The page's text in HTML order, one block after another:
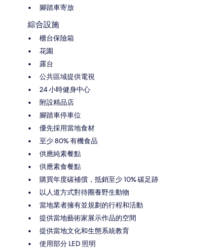
腳踏車寄放
綜合設施
櫃台保險箱
花園
露台
公共區域提供電視
24 小時健身中心
附設精品店
腳踏車停車位
優先採用當地食材
至少 80% 有機食品
供應純素餐點
供應素食餐點
購買年度碳補償，抵銷至少 10% 碳足跡
以人道方式對待圈養野生動物
當地業者擁有並規劃的行程和活動
提供當地藝術家展示作品的空間
提供當地文化和生態系統教育
使用部分 LED 照明